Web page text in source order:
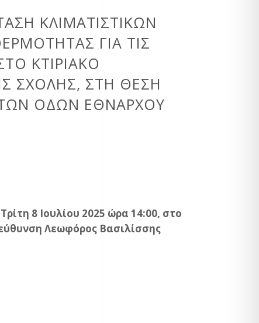
ΚΛΙΜΑΤΙΣΤΙΚΏΝ
ΓΙΑ ΤΙΣ
ΚΤΙΡΙΑΚΌ
ΣΧΟΛΉΣ, ΣΤΗ ΘΈΣΗ
ΟΔΏΝ ΕΘΝΆΡΧΟΥ
8 Ιουλίου 2025 ώρα 14:00, στο
Λεωφόρος Βασιλίσσης